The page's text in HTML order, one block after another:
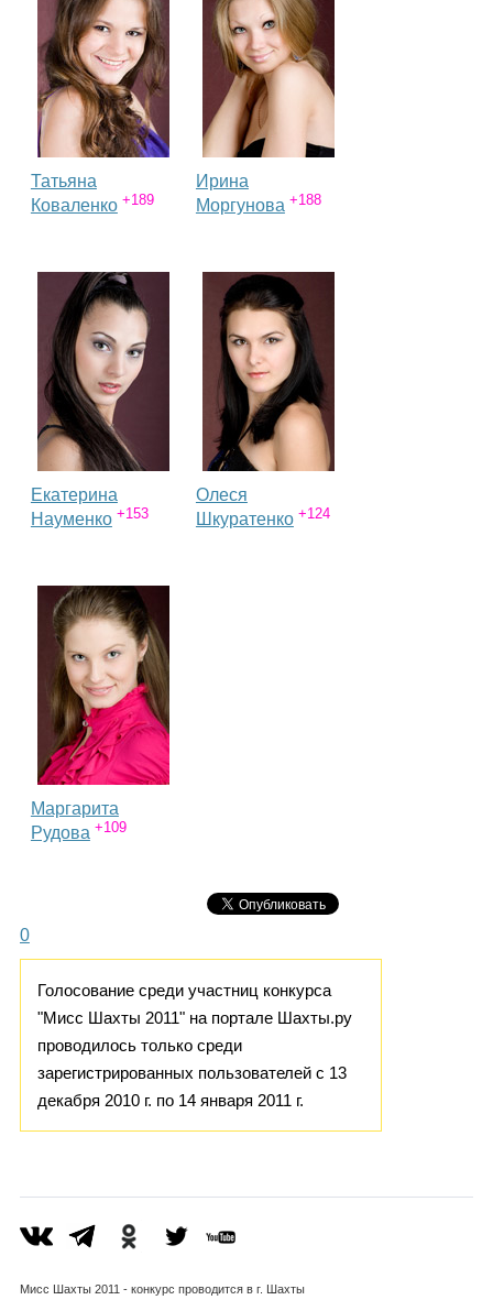
Татьяна
Коваленко +189
Ирина
Моргунова +188
Екатерина
Науменко +153
Олеся
Шкуратенко +124
Маргарита
Рудова +109
0
Голосование среди участниц конкурса
"Мисс Шахты 2011" на портале Шахты.ру
проводилось только среди
зарегистрированных пользователей с 13
декабря 2010 г. по 14 января 2011 г.
Мисс Шахты 2011 - конкурс проводится в г. Шахты